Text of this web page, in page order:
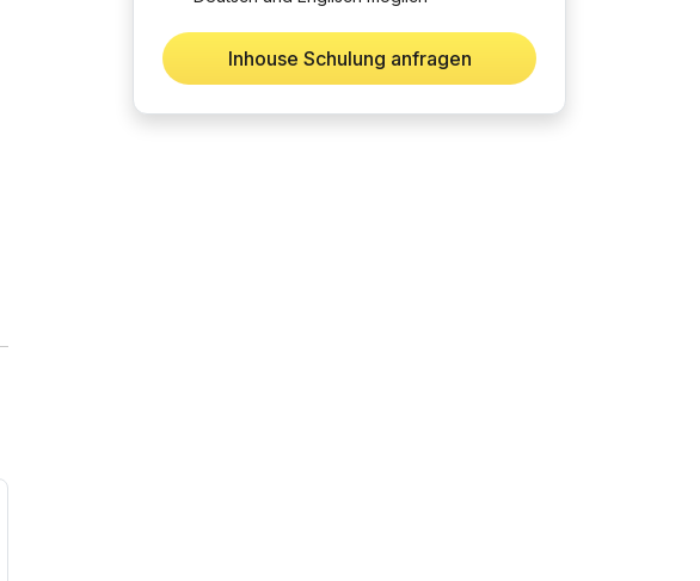
Inhouse Schulung anfragen